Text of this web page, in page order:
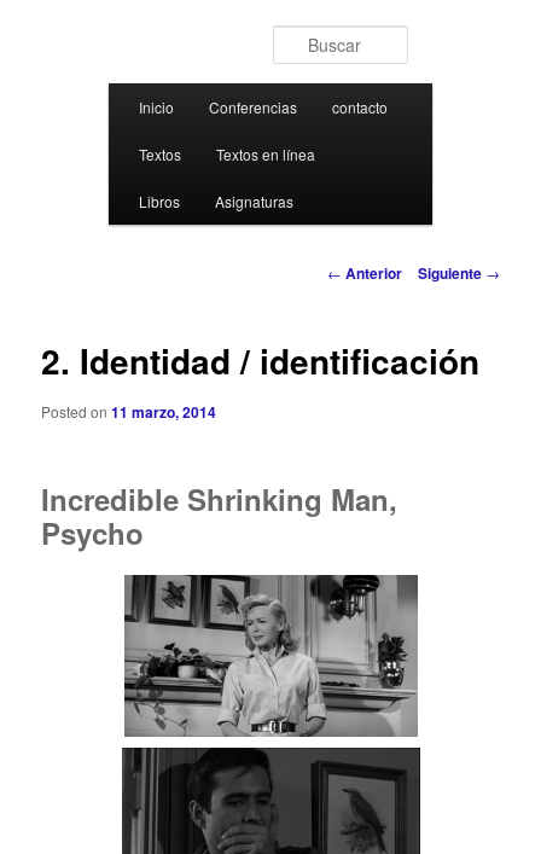
Buscar
Inicio Conferencias contacto
Textos Textos en línea
Libros Asignaturas
Navegación de entradas
← Anterior Siguiente →
2. Identidad / identificación
Posted on11 marzo, 2014
Incredible Shrinking Man,
Psycho